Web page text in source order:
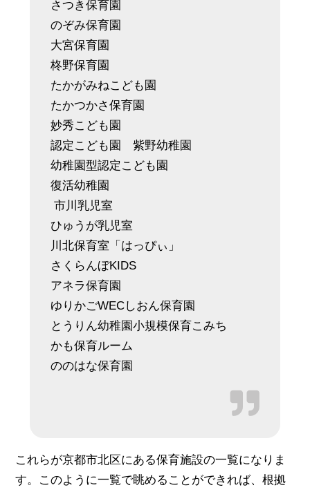
さつき保育園
のぞみ保育園
大宮保育園
柊野保育園
たかがみねこども園
たかつかさ保育園
妙秀こども園
認定こども園 紫野幼稚園
幼稚園型認定こども園
復活幼稚園
市川乳児室
ひゅうが乳児室
川北保育室「はっぴぃ」
さくらんぼKIDS
アネラ保育園
ゆりかごWECしおん保育園
とうりん幼稚園小規模保育こみち
かも保育ルーム
ののはな保育園
これらが京都市北区にある保育施設の一覧になりま
す。このように一覧で眺めることができれば、根拠